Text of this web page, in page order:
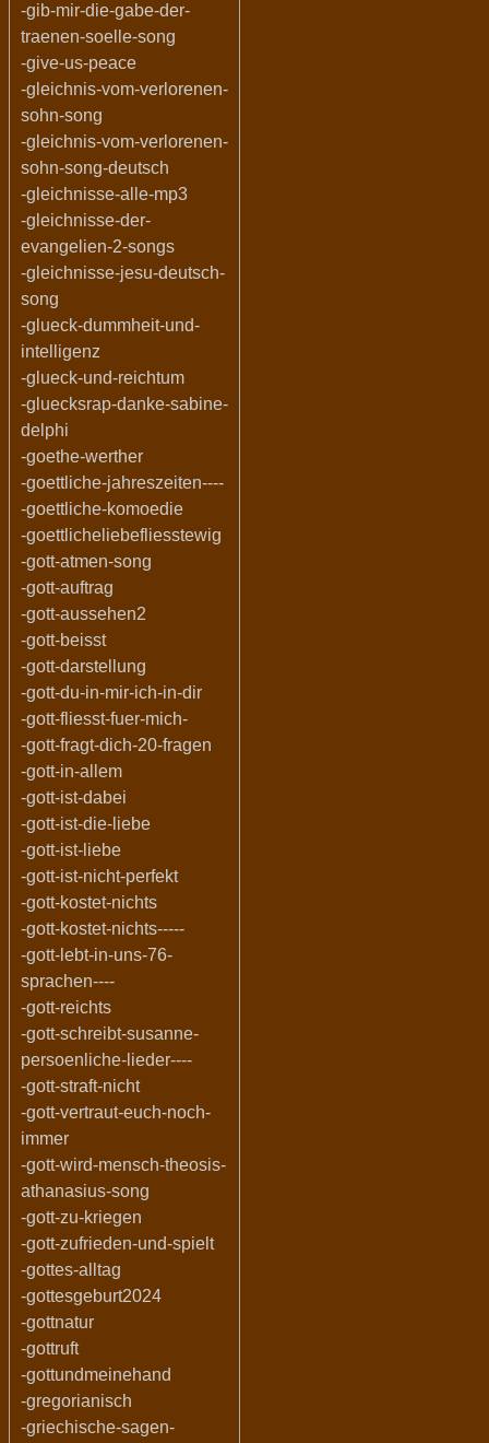
-gib-mir-die-gabe-der-
traenen-soelle-song
-give-us-peace
-gleichnis-vom-verlorenen-
sohn-song
-gleichnis-vom-verlorenen-
sohn-song-deutsch
-gleichnisse-alle-mp3
-gleichnisse-der-
evangelien-2-songs
-gleichnisse-jesu-deutsch-
song
-glueck-dummheit-und-
intelligenz
-glueck-und-reichtum
-gluecksrap-danke-sabine-
delphi
-goethe-werther
-goettliche-jahreszeiten----
-goettliche-komoedie
-goettlicheliebefliesstewig
-gott-atmen-song
-gott-auftrag
-gott-aussehen2
-gott-beisst
-gott-darstellung
-gott-du-in-mir-ich-in-dir
-gott-fliesst-fuer-mich-
-gott-fragt-dich-20-fragen
-gott-in-allem
-gott-ist-dabei
-gott-ist-die-liebe
-gott-ist-liebe
-gott-ist-nicht-perfekt
-gott-kostet-nichts
-gott-kostet-nichts-----
-gott-lebt-in-uns-76-
sprachen----
-gott-reichts
-gott-schreibt-susanne-
persoenliche-lieder----
-gott-straft-nicht
-gott-vertraut-euch-noch-
immer
-gott-wird-mensch-theosis-
athanasius-song
-gott-zu-kriegen
-gott-zufrieden-und-spielt
-gottes-alltag
-gottesgeburt2024
-gottnatur
-gottruft
-gottundmeinehand
-gregorianisch
-griechische-sagen-